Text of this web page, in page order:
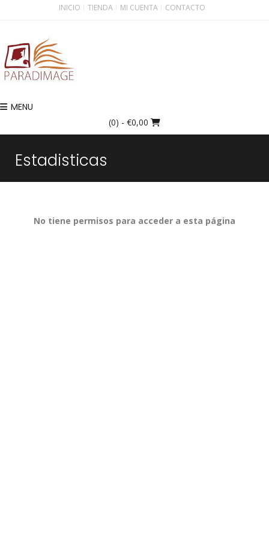
INICIO TIENDA MI CUENTA CONTACTO
MENU
(0) - €0,00
Estadisticas
No tiene permisos para acceder a esta página